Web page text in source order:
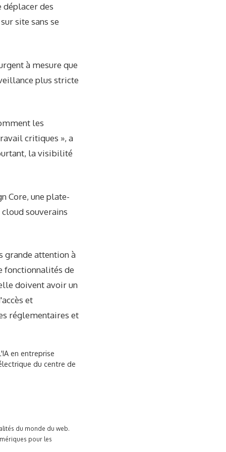
déplacer des
site sans se
à mesure que
plus stricte
les
critiques », a
la visibilité
Core, une plate-
souverains
grande attention à
fonctionnalités de
doivent avoir un
et
réglementaires et
en entreprise
du centre de
du monde du web.
pour les